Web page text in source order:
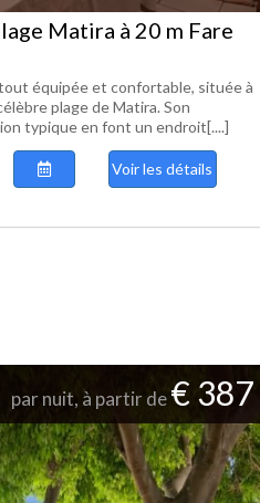
Matira à 20 m Fare
équipée et confortable, située à
plage de Matira. Son
typique en font un endroit[....]
Voir les détails
par nuit, à partir de€ 387